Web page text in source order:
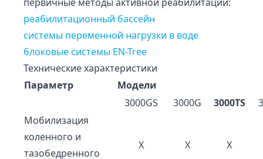
реабилитационный бассейн
системы переменной нагрузки в воде
блоковые системы EN-Tree
Технические характеристики
Параметр
Модели
3000GS
3000G 3000TS
Мобилизация
коленного и
тазобедренного
Х Х Х